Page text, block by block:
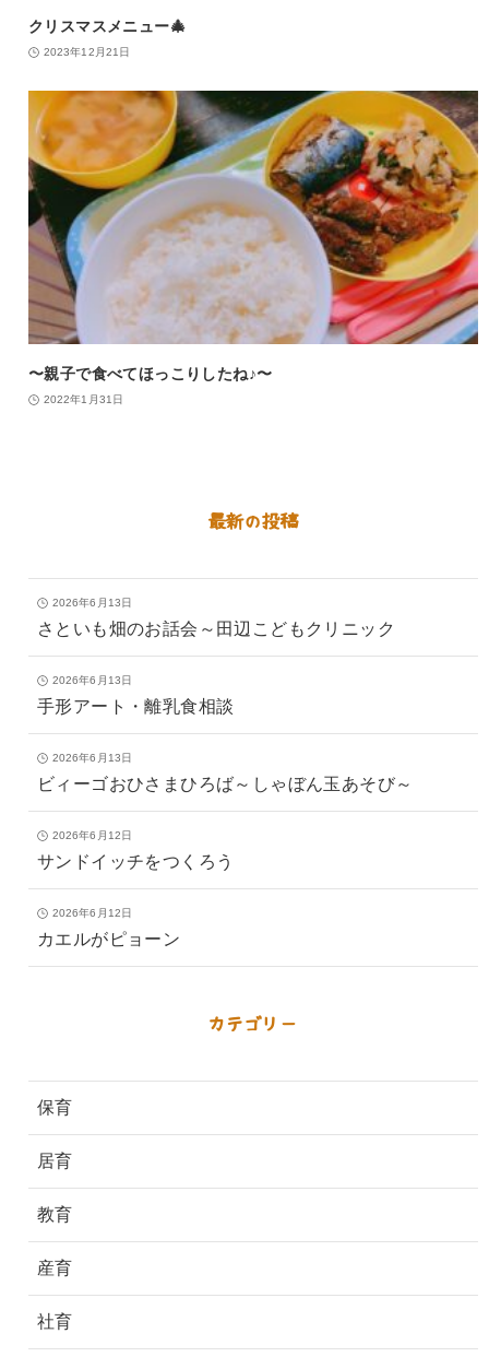
クリスマスメニュー🎄
2023年12月21日
〜親子で食べてほっこりしたね♪〜
2022年1月31日
最新の投稿
2026年6月13日
さといも畑のお話会～田辺こどもクリニック
2026年6月13日
手形アート・離乳食相談
2026年6月13日
ビィーゴおひさまひろば～しゃぼん玉あそび～
2026年6月12日
サンドイッチをつくろう
2026年6月12日
カエルがピョーン
カテゴリー
保育
居育
教育
産育
社育